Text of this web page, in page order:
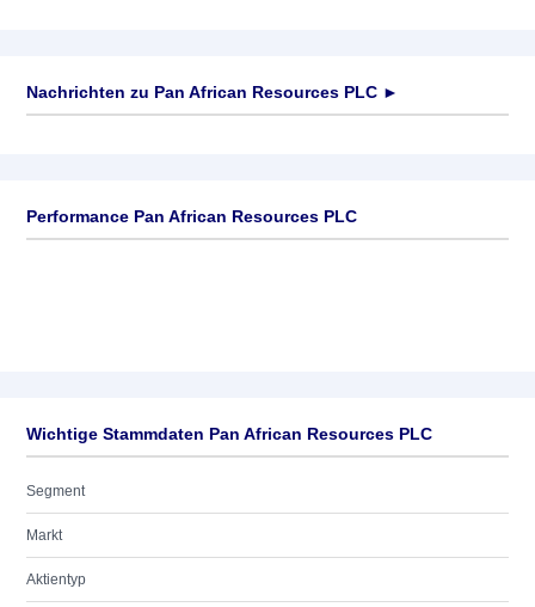
Nachrichten zu Pan African Resources PLC ►
Performance Pan African Resources PLC
Wichtige Stammdaten Pan African Resources PLC
Segment
Markt
Aktientyp